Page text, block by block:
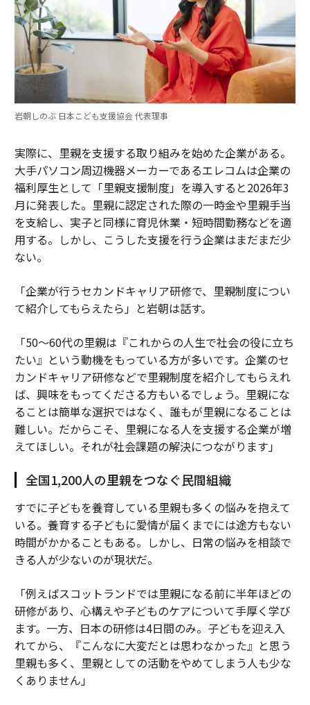
岩朝しのぶ 日本こども支援協会 代表理事
実際に、里親を支援する取り組みを始めた企業がある。
大手パソコン周辺機器メーカーであるエレコムは企業の
福利厚生として「里親支援制度」を導入すると2026年3
月に発表した。里親に認定された際の一時金や里親手当
を支給し、実子と同様に育児休業・短時間勤務などを適
用する。しかし、こうした支援を行う企業はまだまだ少
ない。
「企業が行うセカンドキャリア研修で、里親制度につい
て紹介してもらえたら」と岩朝は話す。
「50～60代の里親は『これからの人生で社会の役に立ち
たい』という動機をもっている方が多いです。企業のセ
カンドキャリア研修などで里親制度を紹介してもらえれ
ば、興味をもってくださる方もいるでしょう。里親にな
ることは簡単な選択ではなく、誰もが里親になることは
難しい。だからこそ、里親になる人を支援する企業が増
えてほしい。それが社会課題の解決につながります」
全国1,200人の里親をつなぐ民間組織
すでに子どもを養育している里親も多くの悩みを抱えて
いる。養育する子どもに愛情が届くまでには途方もない
時間がかかることもある。しかし、日常の悩みを相談で
きる人が少ないのが現状だ。
「例えばスコットランドでは里親になる前に半年ほどの
研修があり、心構えや子どものケアについて手厚く学び
ます。一方、日本の研修は4日間のみ。子どもを迎え入
れてから、『こんなに大変だとは思わなかった』と思う
里親も多く、里親としての活動をやめてしまう人も少な
くありません」